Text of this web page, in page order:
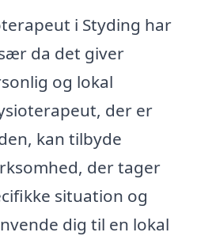
i Styding har
da det giver
og lokal
der er
kan tilbyde
der tager
situation og
dig til en lokal